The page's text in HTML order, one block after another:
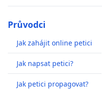
Průvodci
Jak zahájit online petici
Jak napsat petici?
Jak petici propagovat?